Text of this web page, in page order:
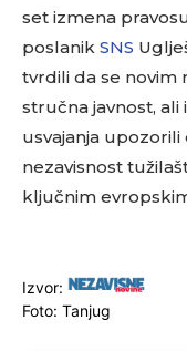
set izmena
poslanik SNS
tvrdili da se novim
stručna javnost, ali
usvajanja upozorili
nezavisnost
ključnim
Izvor:
Foto: Tanjug